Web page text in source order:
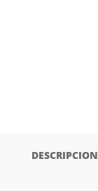
DESCRIPCION